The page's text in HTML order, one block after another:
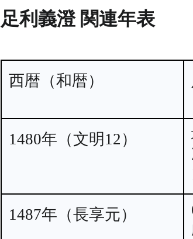
足利義澄 関連年表
西暦（和暦）
1480年（文明12）
1487年（長享元）